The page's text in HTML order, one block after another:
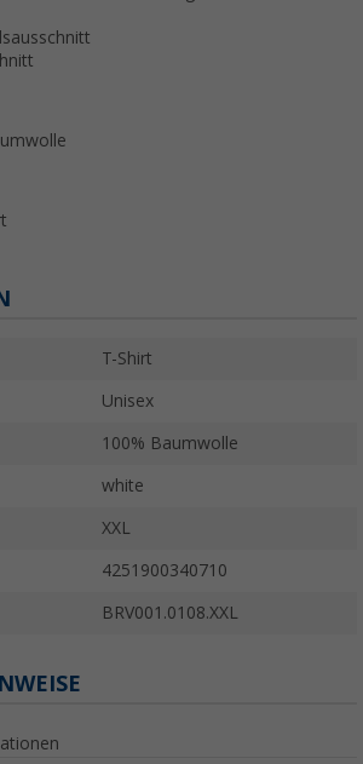
T-Shirt
Unisex
100% Baumwolle
white
XXL
4251900340710
BRV001.0108.XXL